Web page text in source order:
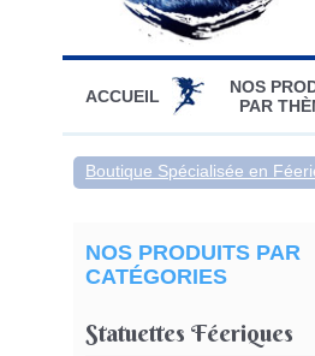
ACCUEIL
NOS
PAR
Boutique Spécialisée en
NOS PRODUITS PAR
CATÉGORIES
Statuettes Féeriques